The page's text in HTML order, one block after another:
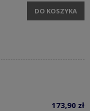
DO KOSZYKA
173,90 zł